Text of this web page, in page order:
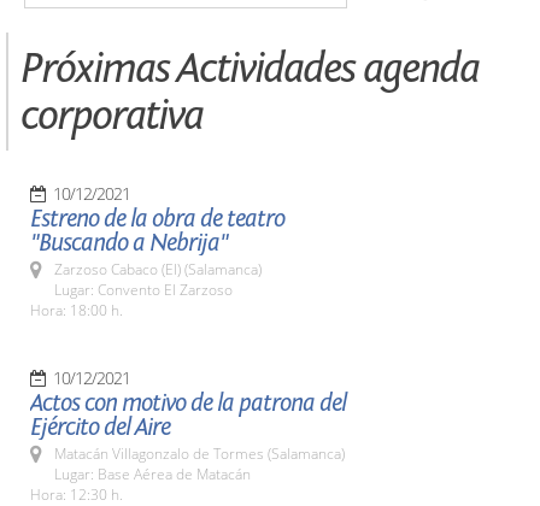
Próximas Actividades agenda
corporativa
10/12/2021
Estreno de la obra de teatro
"Buscando a Nebrija"
Zarzoso Cabaco (El) (Salamanca)
Lugar: Convento El Zarzoso
Hora: 18:00 h.
10/12/2021
Actos con motivo de la patrona del
Ejército del Aire
Matacán Villagonzalo de Tormes (Salamanca)
Lugar: Base Aérea de Matacán
Hora: 12:30 h.